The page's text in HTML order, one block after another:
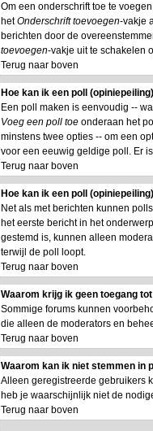
Om een onderschrift toe te
hetOnderschrift toevoegen-vakje
berichten door de
toevoegen-vakje uit te schakelen
Terug naar boven
Hoe kan ik een poll
Een poll maken is eenvoudig --
Voeg een poll toe onderaan het
minstens twee opties -- om een
voor een eeuwig geldige poll. Er
Terug naar boven
Hoe kan ik een poll
Net als met berichten kunnen
het eerste bericht in het
gestemd is, kunnen alleen
terwijl de poll loopt.
Terug naar boven
Waarom krijg ik geen toegang
Sommige forums kunnen
die alleen de moderators en
Terug naar boven
Waarom kan ik niet stemmen in
Alleen geregistreerde gebruikers
heb je waarschijnlijk niet de
Terug naar boven